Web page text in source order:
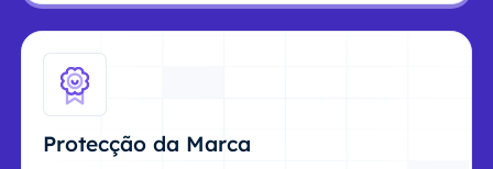
Protecção da Marca